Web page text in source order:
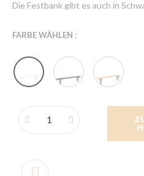
Die Festbank gibt es auch in
FARBE WÄHLEN :